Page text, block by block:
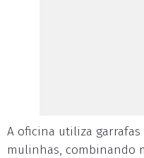
A oficina utiliza garrafas
mulinhas, combinando